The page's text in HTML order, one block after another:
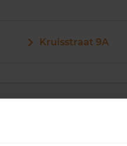
Kruisstraat 9A